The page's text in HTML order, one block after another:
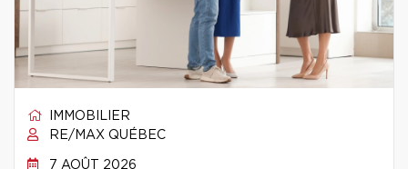
IMMOBILIER
RE/MAX QUÉBEC
7 AOÛT 2026